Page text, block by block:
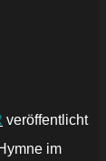
veröffentlicht
im